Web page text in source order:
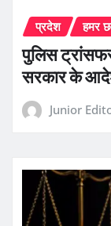
प्रदेश हमर
पुलिस
सरकार के
Junior